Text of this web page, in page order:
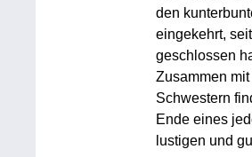
den
eingekehrt,
geschlossen
Zusammen
Schwestern
Ende eines
lustigen und